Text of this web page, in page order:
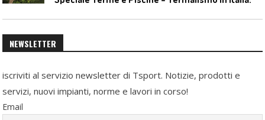
NEWSLETTER
iscriviti al servizio newsletter di Tsport. Notizie, prodotti e
servizi, nuovi impianti, norme e lavori in corso!
Email